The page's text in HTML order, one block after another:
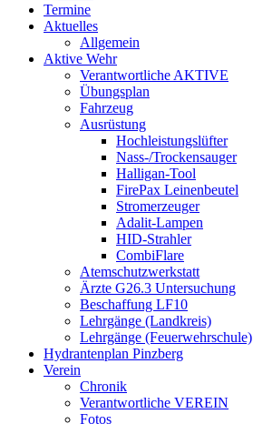
Termine
Aktuelles
Allgemein
Aktive Wehr
Verantwortliche AKTIVE
Übungsplan
Fahrzeug
Ausrüstung
Hochleistungslüfter
Nass-/Trockensauger
Halligan-Tool
FirePax Leinenbeutel
Stromerzeuger
Adalit-Lampen
HID-Strahler
CombiFlare
Atemschutzwerkstatt
Ärzte G26.3 Untersuchung
Beschaffung LF10
Lehrgänge (Landkreis)
Lehrgänge (Feuerwehrschule)
Hydrantenplan Pinzberg
Verein
Chronik
Verantwortliche VEREIN
Fotos